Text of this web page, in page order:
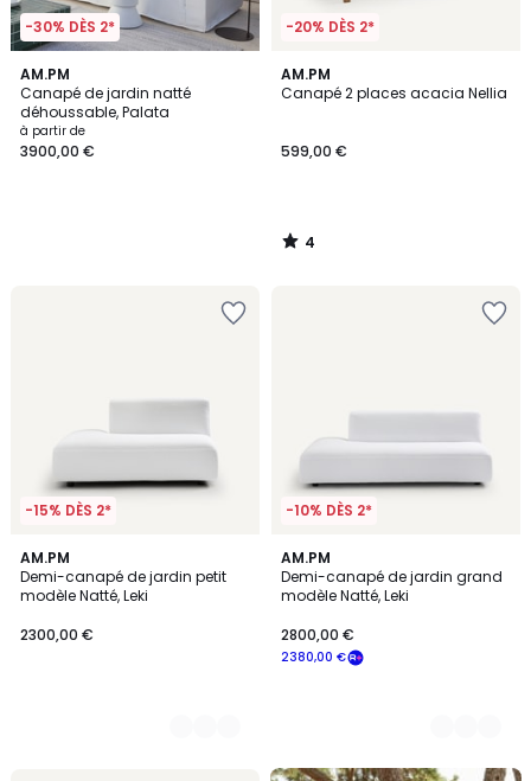
-30% DÈS 2*
AM.PM
Canapé de jardin natté
déhoussable, Palata
Prix
à
à partir de
3900,00 €
-20% DÈS 2*
AM.PM
Canapé 2 places acacia Nellia
599,00 €
4
/
4
/
-15% DÈS 2*
AM.PM
Demi-canapé de jardin petit
modèle Natté, Leki
2300,00 €
2
Couleurs
-10% DÈS 2*
AM.PM
Demi-canapé de jardin grand
modèle Natté, Leki
2380,00 €
2800,00 €
2
Couleurs